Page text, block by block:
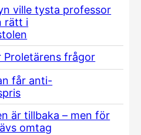
ville tysta professor
rätt i
Proletärens frågor
får anti-
är tillbaka – men för
omtag